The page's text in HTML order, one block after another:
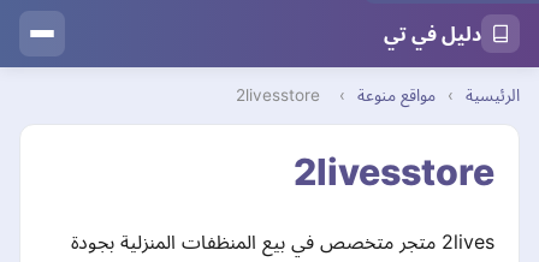
دليل في تي
الرئيسية › مواقع منوعة ›
2livesstore
2livesstore
2lives متجر متخصص في بيع المنظفات المنزلية بجودة